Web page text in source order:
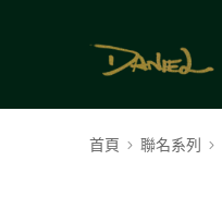
首頁 聯名系列